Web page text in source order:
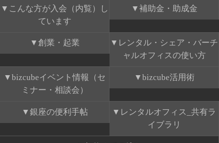
こんな方が入会（内覧）し
ています
補助金・助成金
創業・起業
レンタル・シェア・バーチ
ャルオフィスの使い方
bizcubeイベント情報（セ
ミナー・相談会）
bizcube活用術
銀座の便利手帖
レンタルオフィス_共有ラ
イブラリ